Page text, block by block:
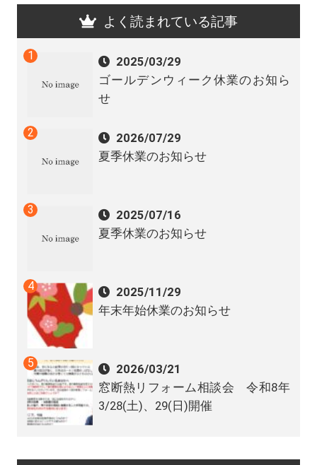
よく読まれている記事
2025/03/29
ゴールデンウィーク休業のお知ら
せ
2026/07/29
夏季休業のお知らせ
2025/07/16
夏季休業のお知らせ
2025/11/29
年末年始休業のお知らせ
2026/03/21
窓断熱リフォーム相談会 令和8年
3/28(土)、29(日)開催